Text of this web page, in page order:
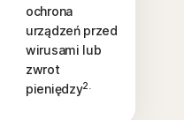
ochrona
urządzeń przed
wirusami lub
zwrot
pieniędzy2.